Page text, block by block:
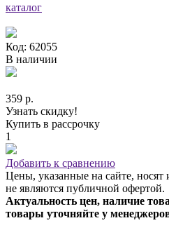
каталог
Код: 62055
В наличии
359 р.
Узнать скидку!
Купить в рассрочку
1
Добавить к сравнению
Цены, указанные на сайте,
не являются публичной офертой.
Актуальность цен, наличие
товары уточняйте у